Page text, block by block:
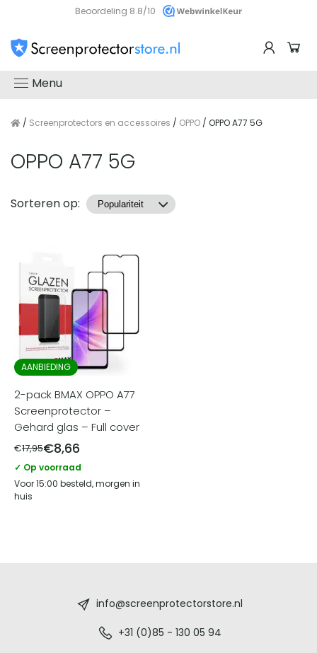
Beoordeling 8.8/10
Menu
/ Screenprotectors en accessoires / OPPO / OPPO A77 5G
OPPO A77 5G
Producten
Sorteren op:
AANBIEDING
2-pack BMAX OPPO A77
Screenprotector –
Gehard glas – Full cover
€17,95€8,66
✓ Op voorraad
Voor 15:00 besteld, morgen in
huis
info@screenprotectorstore.nl
+31 (0)85 - 130 05 94